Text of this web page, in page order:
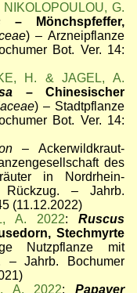
G.
– Mönchspfeffer,
) – Arzneipflanze
Bot. Ver. 14:
H. & JAGEL, A.
– Chinesischer
) – Stadtpflanze
Bot. Ver. 14:
– Ackerwildkraut-
des
in Nordrhein-
– Jahrb.
(11.12.2022)
A. 2022:Ruscus
Stechmyrte
Nutzpflanze mit
– Jahrb. Bochumer
A. 2022:Papaver